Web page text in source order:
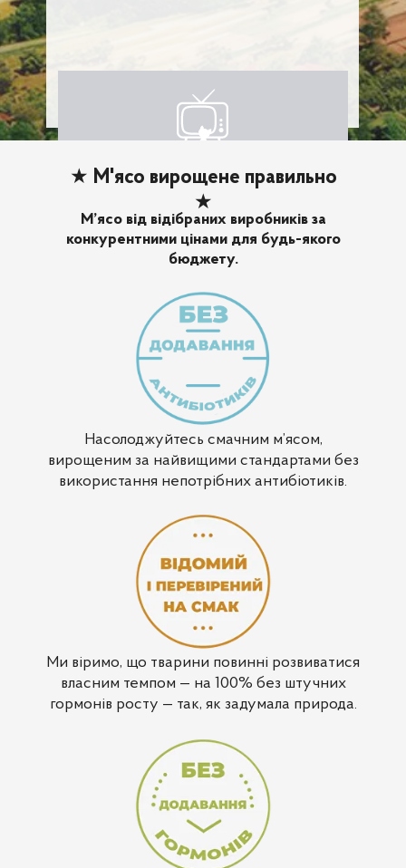
★ М'ясо вирощене правильно
★
М’ясо від відібраних виробників за
конкурентними цінами для будь-якого
бюджету.
Насолоджуйтесь смачним м’ясом,
вирощеним за найвищими стандартами без
використання непотрібних антибіотиків.
Ми віримо, що тварини повинні розвиватися
власним темпом — на 100% без штучних
гормонів росту — так, як задумала природа.